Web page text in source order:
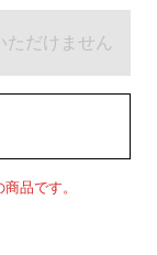
ただけません
品です。